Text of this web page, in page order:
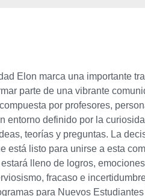
Elon marca una importante
parte de una vibrante
por profesores,
definido por la
teorías y preguntas. La
está listo para unirse a esta
lleno de logros,
fracaso e
para Nuevos Estudiantes